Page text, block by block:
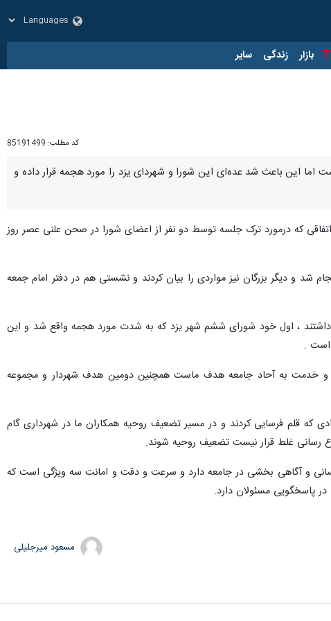
بازار زندگی سایر
کد مطلب: 85191499
این باعث شد عده‌ای این شورا و شهردای یزد را مورد هجمه قرار داده و
که درمورد ترک جلسه توسط دو نفر از اعضای شورا در صحن علنی عصر روز
شد و دیگر بزرگان نیز مواردی را بیان کردند و نشستی هم در دفتر امام جمعه
، اول خود شورای ششم شهر یزد که به شدت مورد هجمه واقع شد و این
است .
و خدمت به آحاد جامعه هدف ماست همچنین دومین هدف شهردار و مجموعه
که قلم فرسایی کردند و در مسیر تضعیف روحیه همکاران ما در شهرداری گام
رسانی غلط قرار نیست تضعیف روحیه شوند.
و آگاهی بخشی در جامعه دارد و سرعت و دقت و امانت سه ویژگی است که
پاسخگویی مسئولان دارد.
مسعود میرجلیلی